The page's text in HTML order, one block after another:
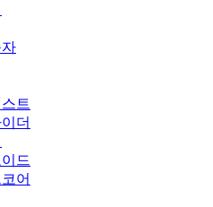
트
더
드
어